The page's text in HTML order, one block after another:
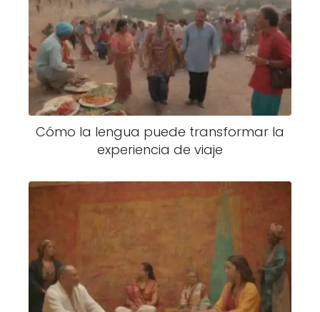
Cómo la lengua puede transformar la
experiencia de viaje